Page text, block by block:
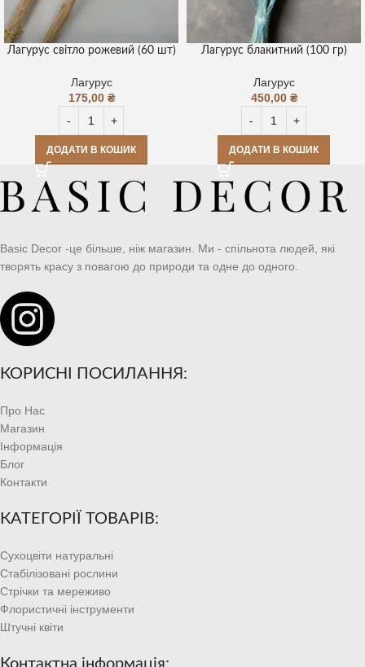
Лагурус світло рожевий (60 шт)
Лагурус
175,00 ₴
ДОДАТИ В КОШИК
Лагурус блакитний (100 гр)
Лагурус
450,00 ₴
ДОДАТИ В КОШИК
Basic Decor -це більше, ніж магазин. Ми - спільнота людей, які
творять красу з повагою до природи та одне до одного.
КОРИСНІ ПОСИЛАННЯ:
Про Нас
Магазин
Інформація
Блог
Контакти
КАТЕГОРІЇ ТОВАРІВ:
Сухоцвіти натуральні
Стабілізовані рослини
Стрічки та мереживо
Флористичні інструменти
Штучні квіти